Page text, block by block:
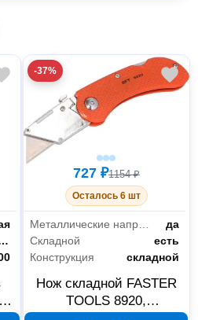
дерева/красок
-37%
727 ₽1154 ₽
Осталось 6 шт
Металлические направляющие
да
Складной
есть
Конструкция
складной
Нож складной FASTER
TOOLS 8920,